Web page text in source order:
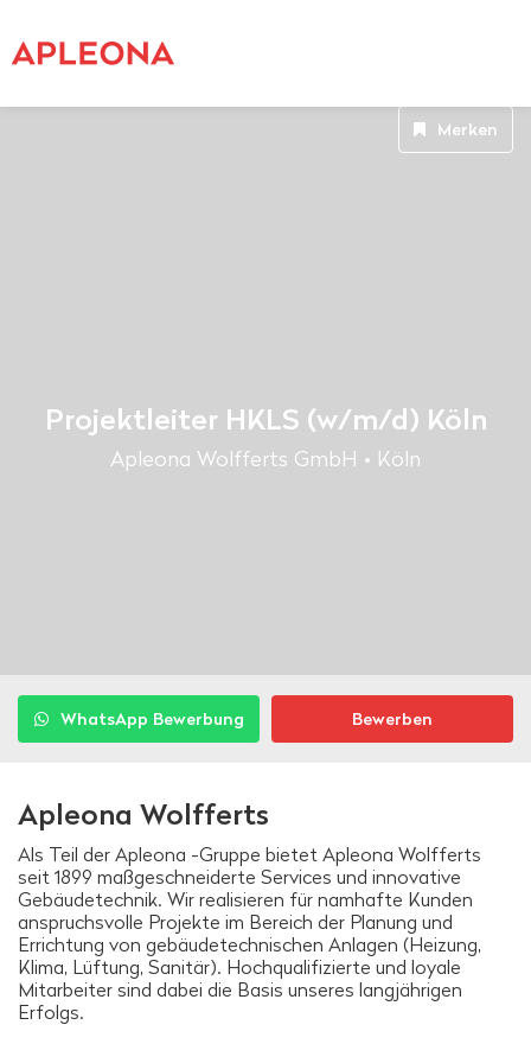
Projektleiter HKLS (w/m/d) Köln
Apleona Wolfferts GmbH • Köln
Merken
WhatsApp Bewerbung Bewerben
Apleona Wolfferts
Als Teil der Apleona -Gruppe bietet Apleona Wolfferts
seit 1899 maßgeschneiderte Services und innovative
Gebäudetechnik. Wir realisieren für namhafte Kunden
anspruchsvolle Projekte im Bereich der Planung und
Errichtung von gebäudetechnischen Anlagen (Heizung,
Klima, Lüftung, Sanitär). Hochqualifizierte und loyale
Mitarbeiter sind dabei die Basis unseres langjährigen
Erfolgs.